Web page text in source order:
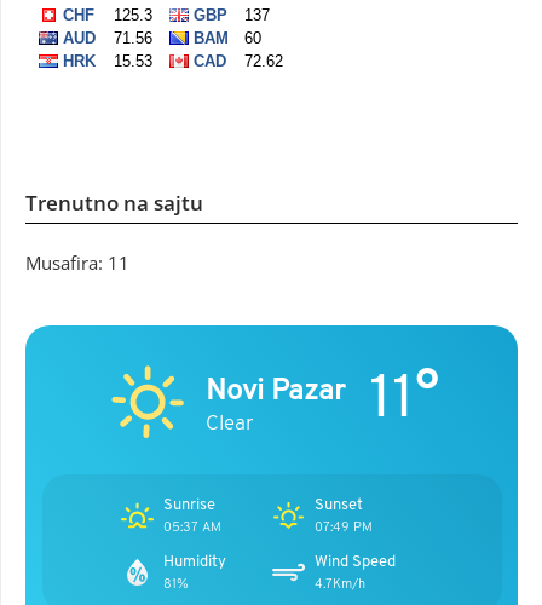
Trenutno na sajtu
Musafira: 11
Novi Pazar
Clear 11°
Sunrise
05:37 AM
Sunset
07:49 PM
Humidity
81%
Wind Speed
4.7Km/h